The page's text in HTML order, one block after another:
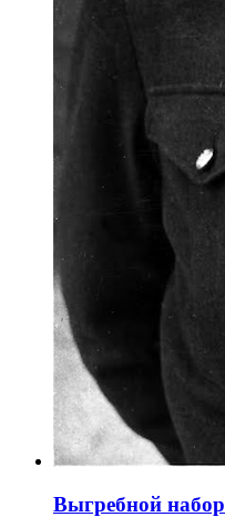
Выгребной набор